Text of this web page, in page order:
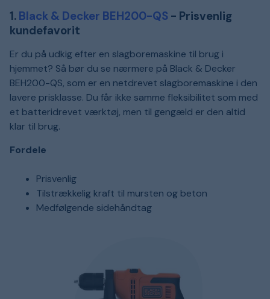
1. Black & Decker BEH200-QS - Prisvenlig
kundefavorit
Er du på udkig efter en slagboremaskine til brug i
hjemmet? Så bør du se nærmere på Black & Decker
BEH200-QS, som er en netdrevet slagboremaskine i den
lavere prisklasse. Du får ikke samme fleksibilitet som med
et batteridrevet værktøj, men til gengæld er den altid
klar til brug.
Fordele
Prisvenlig
Tilstrækkelig kraft til mursten og beton
Medfølgende sidehåndtag